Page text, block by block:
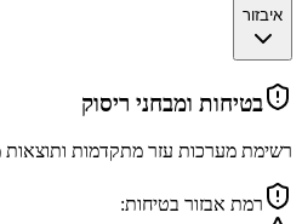
איבזור
בטיחות ומבחני ריסוק
רשימת מערכות עזר מתקדמות ותוצאות
רמת אבזור בטיחות: